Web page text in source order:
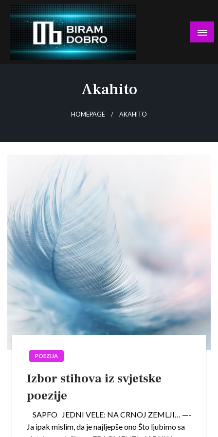
Skip
content
Akahito
HOMEPAGE AKAHITO
POEZIJA
Izbor stihova iz svjetske
poezije
SAPFO JEDNI VELE: NA CRNOJ ZEMLJI… —-
Ja ipak mislim, da je najljepše ono Što ljubimo sa